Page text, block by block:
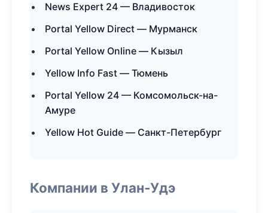
News Expert 24 — Владивосток
Portal Yellow Direct — Мурманск
Portal Yellow Online — Кызыл
Yellow Info Fast — Тюмень
Portal Yellow 24 — Комсомольск-на-
Амуре
Yellow Hot Guide — Санкт-Петербург
Компании в Улан-Удэ